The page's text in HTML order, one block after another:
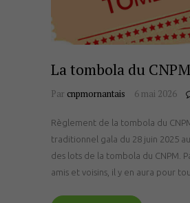
La tombola du CNPM
Par cnpmornantais 6 mai 2026
Règlement de la tombola du
traditionnel gala du 28 juin 2025
des lots de la tombola du CNPM.
amis et voisins, il y en aura pour